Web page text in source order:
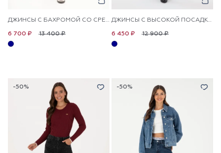
ДЖИНСЫ С БАХРОМОЙ СО СРЕДНЕЙ ПОСАДКОЙ РАСКЛЕШЕННЫЕ
13 400 ₽
6 700 ₽
ДЖИНСЫ С ВЫСОКОЙ ПОСАДКОЙ СО СТРАЗАМИ ПРЯМЫЕ
12 900 ₽
6 450 ₽
-50% -50%